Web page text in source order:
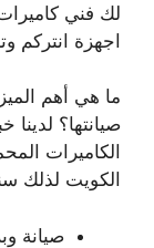
لك فني
اجهزة انتركم
ما هي أهم
صيانتها؟ لدينا
الكاميرات
الكويت لذلك
صيانة